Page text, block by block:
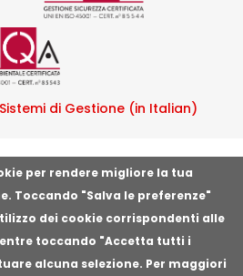
per rendere migliore la tua
Toccando "Salva le preferenze"
dei cookie corrispondenti alle
toccando "Accetta tutti i
alcuna selezione. Per maggiori
certificazione ISO
di Gestione (in Italian)
illeciti o irregolarità